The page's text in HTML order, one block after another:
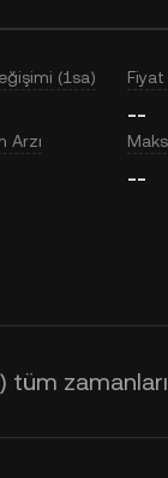
(1sa)
--
Arzı
--
tüm